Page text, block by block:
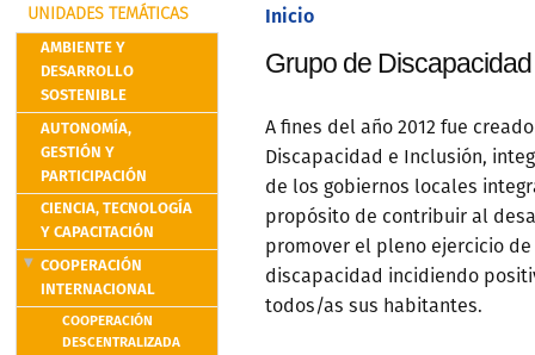
UNIDADES TEMÁTICAS
AMBIENTE Y
DESARROLLO
SOSTENIBLE
AUTONOMÍA,
GESTIÓN Y
PARTICIPACIÓN
CIENCIA, TECNOLOGÍA
Y CAPACITACIÓN
COOPERACIÓN
INTERNACIONAL
COOPERACIÓN
DESCENTRALIZADA
Inicio
Grupo de
A fines del año 2012 fue
Discapacidad e Inclusión,
de los gobiernos locales
propósito de contribuir al
promover el pleno ejercicio
discapacidad incidiendo
todos/as sus habitantes.